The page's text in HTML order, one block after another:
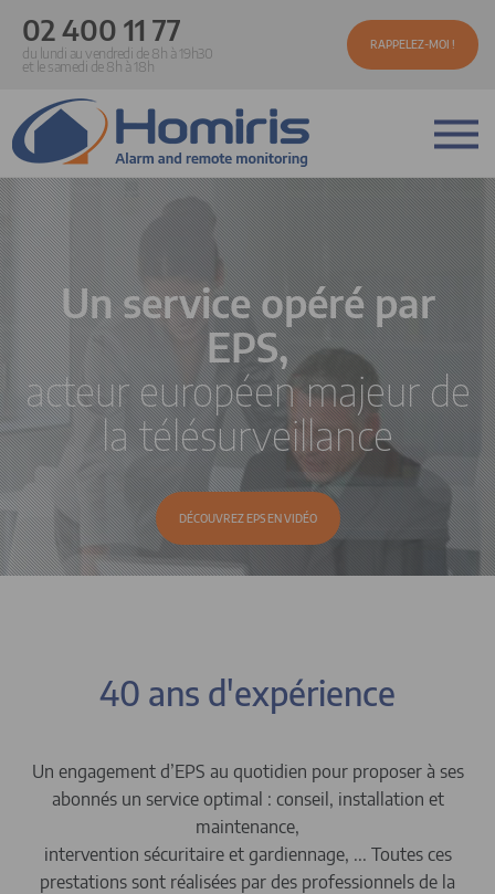
02 400 11 77
du lundi au vendredi de 8h à 19h30
et le samedi de 8h à 18h
RAPPELEZ-MOI !
Un service opéré par
EPS,
acteur européen majeur de
la télésurveillance
DÉCOUVREZ EPS EN VIDÉO
40 ans d'expérience
Un engagement d’EPS au quotidien pour proposer à ses
abonnés un service optimal : conseil, installation et
maintenance,
intervention sécuritaire et gardiennage, ... Toutes ces
prestations sont réalisées par des professionnels de la